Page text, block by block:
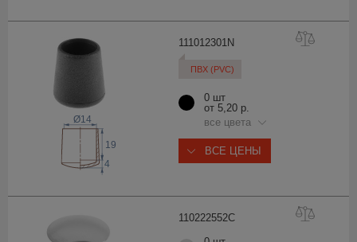
111012301N
ПВХ (PVC)
Ø14
19
4
0 шт
от 5,20 р.
все цвета
ВСЕ ЦЕНЫ
110222552C